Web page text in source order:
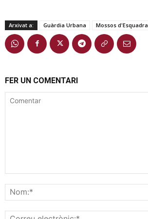
Arxivat a: Guàrdia Urbana Mossos d'Esquadra
FER UN COMENTARI